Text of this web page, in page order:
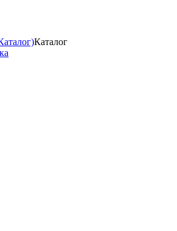
Каталог